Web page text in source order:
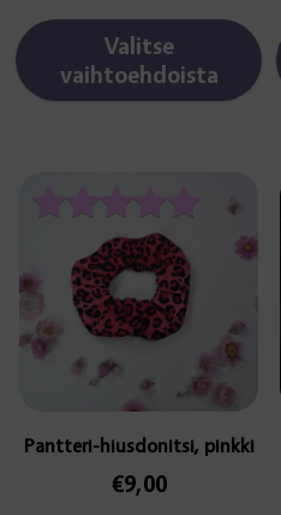
Valitse
vaihtoehdoista
Pantteri-hiusdonitsi, pinkki
Arvostelu
tuotteesta:
5.00
/ 5
€9,00